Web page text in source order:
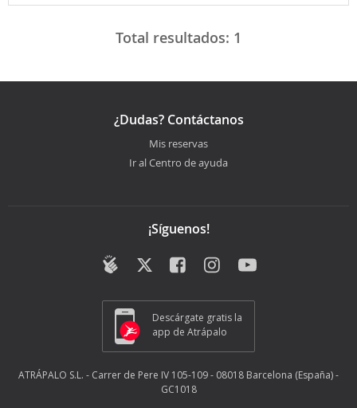
Total resultados: 1
¿Dudas? Contáctanos
Mis reservas
Ir al Centro de ayuda
¡Síguenos!
Descárgate gratis la
app de Atrápalo
ATRÁPALO S.L. - Carrer de Pere IV 105-109 - 08018 Barcelona (España) -
GC1018